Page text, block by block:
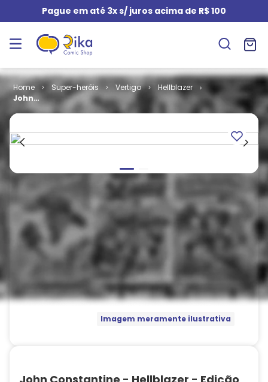
Pague em até 3x s/ juros acima de R$ 100
Super-heróis Vertigo
Hellblazer
John
Constantine -
Edição de Luxo
# 01
Imagem meramente ilustrativa